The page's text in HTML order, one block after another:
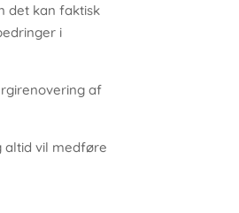
det kan faktisk
i
af
altid vil medføre